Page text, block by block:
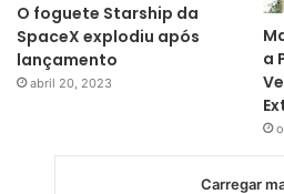
O foguete Starship da
SpaceX explodiu após
lançamento
abril 20, 2023
a
Carregar